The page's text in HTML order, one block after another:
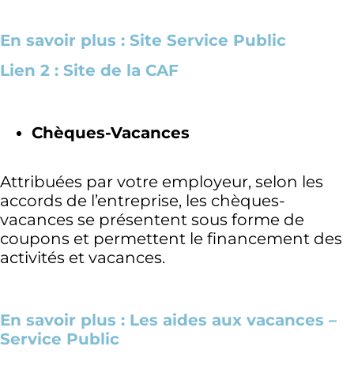
En savoir plus : Site Service Public
Lien 2 : Site de la CAF
Chèques-Vacances
Attribuées par votre employeur, selon les
accords de l’entreprise, les chèques-
vacances se présentent sous forme de
coupons et permettent le financement des
activités et vacances.
En savoir plus : Les aides aux vacances –
Service Public